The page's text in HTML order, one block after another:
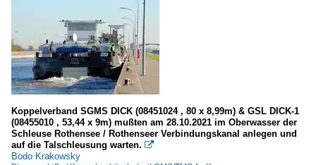
Koppelverband SGMS DICK (08451024 , 80 x 8,99m) & GSL DICK-1
(08455010 , 53,44 x 9m) mußten am 28.10.2021 im Oberwasser der
Schleuse Rothensee / Rothenseer Verbindungskanal anlegen und
auf die Talschleusung warten. 
Bodo Krakowsky